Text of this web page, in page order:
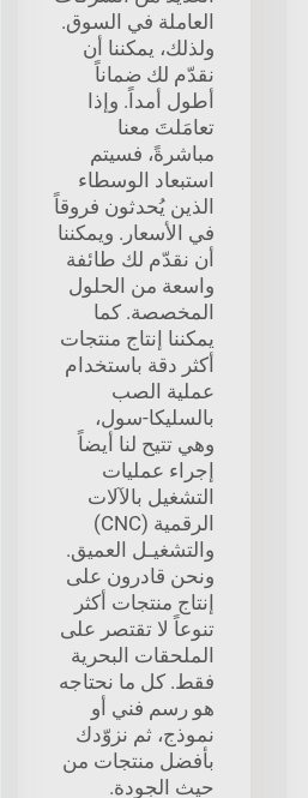
العاملة في السوق.
ولذلك، يمكننا أن
نقدّم لك ضماناً
أطول أمداً. وإذا
تعامَلتَ معنا
مباشرةً، فسيتم
استبعاد الوسطاء
الذين يُحدثون فروقاً
في الأسعار. ويمكننا
أن نقدّم لك طائفة
واسعة من الحلول
المخصصة. كما
يمكننا إنتاج منتجات
أكثر دقة باستخدام
عملية الصب
بالسليكا-سول،
وهي تتيح لنا أيضاً
إجراء عمليات
التشغيل بالآلات
الرقمية (CNC)
والتشغيـل العميق.
ونحن قادرون على
إنتاج منتجات أكثر
تنوعاً لا تقتصر على
الملحقات البحرية
فقط. كل ما نحتاجه
هو رسم فني أو
نموذج، ثم نزوّدك
بأفضل منتجات من
حيث الجودة.